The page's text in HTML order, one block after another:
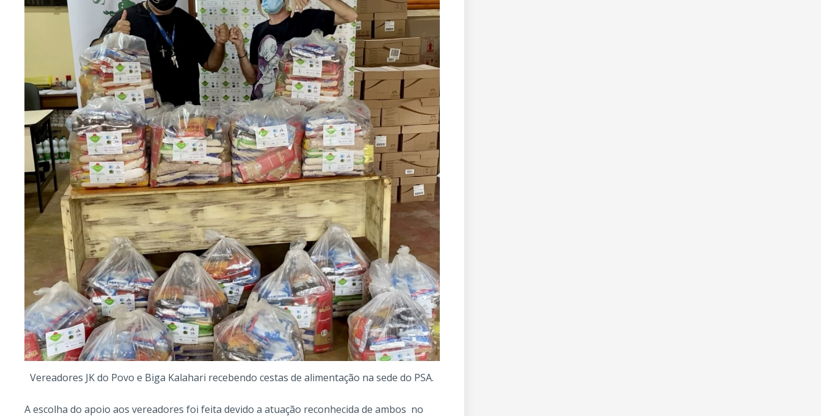
Vereadores JK do Povo e Biga Kalahari recebendo cestas de alimentação na sede do PSA.
A escolha do apoio aos vereadores foi feita devido a atuação reconhecida de ambos no